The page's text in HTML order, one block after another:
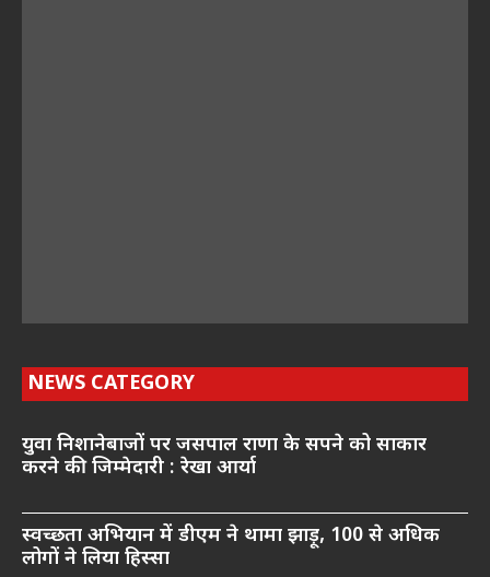
NEWS CATEGORY
युवा निशानेबाजों पर जसपाल राणा के सपने को साकार
करने की जिम्मेदारी : रेखा आर्या
स्वच्छता अभियान में डीएम ने थामा झाड़ू, 100 से अधिक
लोगों ने लिया हिस्सा